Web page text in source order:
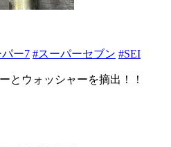
ー7 #スーパーセブン #SEI
とウォッシャーを摘出！！